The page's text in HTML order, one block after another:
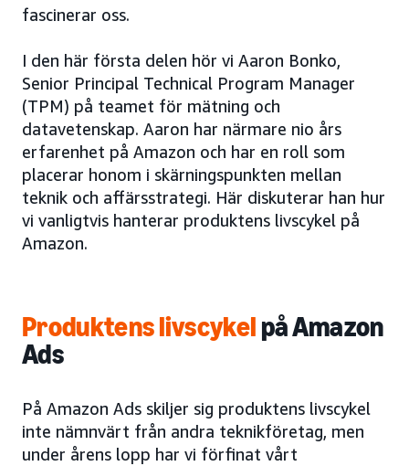
fascinerar oss.
I den här första delen hör vi Aaron Bonko,
Senior Principal Technical Program Manager
(TPM) på teamet för mätning och
datavetenskap. Aaron har närmare nio års
erfarenhet på Amazon och har en roll som
placerar honom i skärningspunkten mellan
teknik och affärsstrategi. Här diskuterar han hur
vi vanligtvis hanterar produktens livscykel på
Amazon.
Produktens livscykelpå Amazon
Ads
På Amazon Ads skiljer sig produktens livscykel
inte nämnvärt från andra teknikföretag, men
under årens lopp har vi förfinat vårt